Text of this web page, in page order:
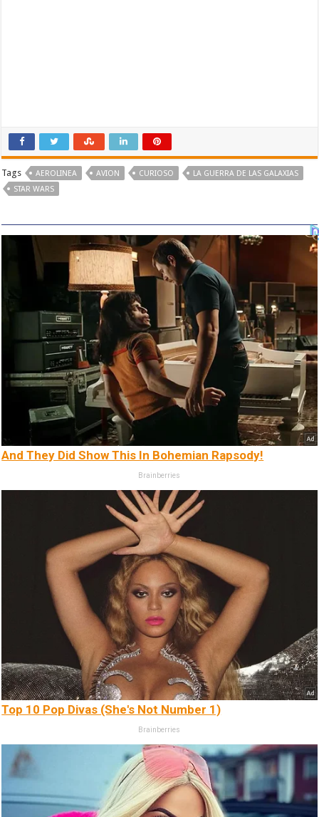
Tags AEROLINEA AVION CURIOSO
LA GUERRA DE LAS GALAXIAS
STAR WARS
And They Did Show This In Bohemian Rapsody!
Brainberries
Top 10 Pop Divas (She's Not Number 1)
Brainberries